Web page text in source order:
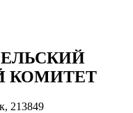
КОМИТЕТ
213849